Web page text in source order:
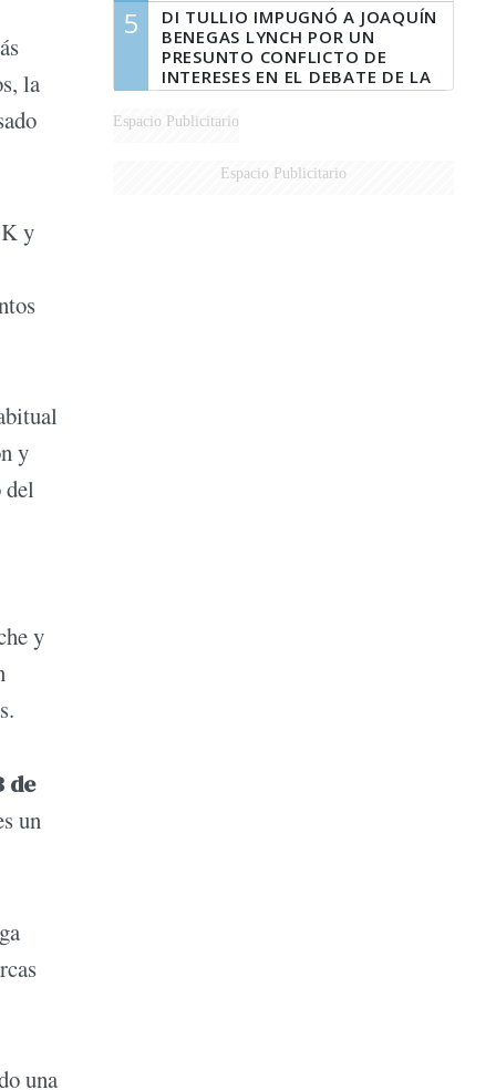
la
y
y
del
y
de
un
una
5
DI TULLIO IMPUGNÓ A JOAQUÍN
BENEGAS LYNCH POR UN
PRESUNTO CONFLICTO DE
INTERESES EN EL DEBATE DE LA
LEY DE TIERRAS
Espacio Publicitario
Espacio Publicitario